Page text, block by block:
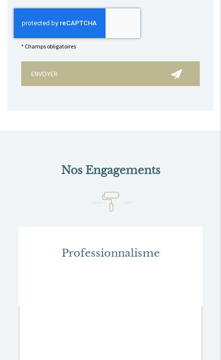
* Champs obligatoires
Nos Engagements
Professionnalisme